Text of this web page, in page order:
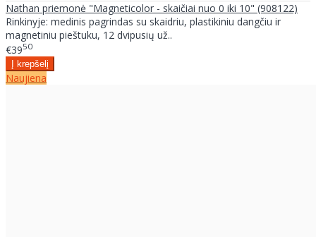
Nathan priemonė "Magneticolor - skaičiai nuo 0 iki 10" (908122)
Rinkinyje: medinis pagrindas su skaidriu, plastikiniu dangčiu ir
magnetiniu pieštuku, 12 dvipusių už..
€3950
Naujiena